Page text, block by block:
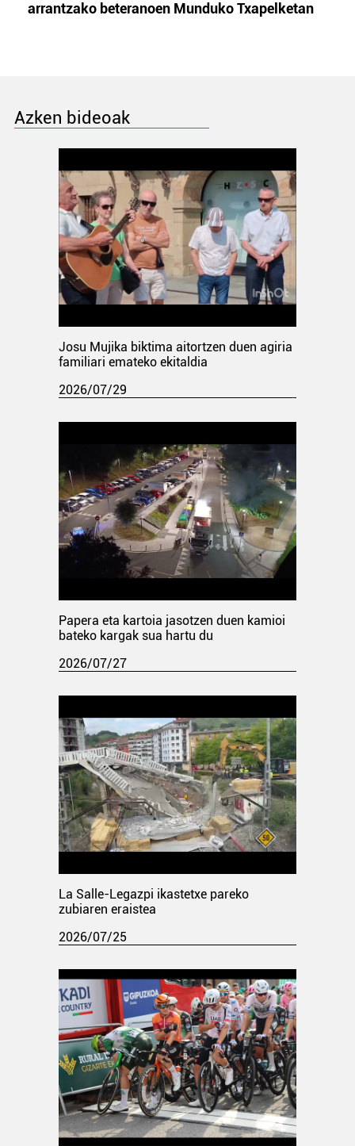
arrantzako beteranoen Munduko Txapelketan
Azken bideoak
Josu Mujika biktima aitortzen duen agiria
familiari emateko ekitaldia
2026/07/29
Papera eta kartoia jasotzen duen kamioi
bateko kargak sua hartu du
2026/07/27
La Salle-Legazpi ikastetxe pareko
zubiaren eraistea
2026/07/25